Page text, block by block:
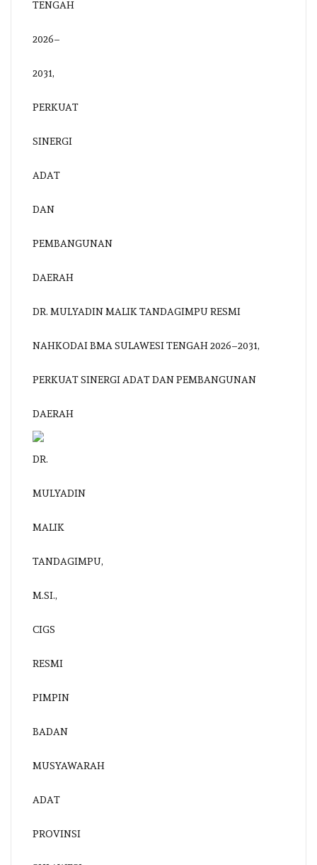
DR. MULYADIN MALIK TANDAGIMPU RESMI
NAHKODAI BMA SULAWESI TENGAH 2026–2031,
PERKUAT SINERGI ADAT DAN PEMBANGUNAN
DAERAH